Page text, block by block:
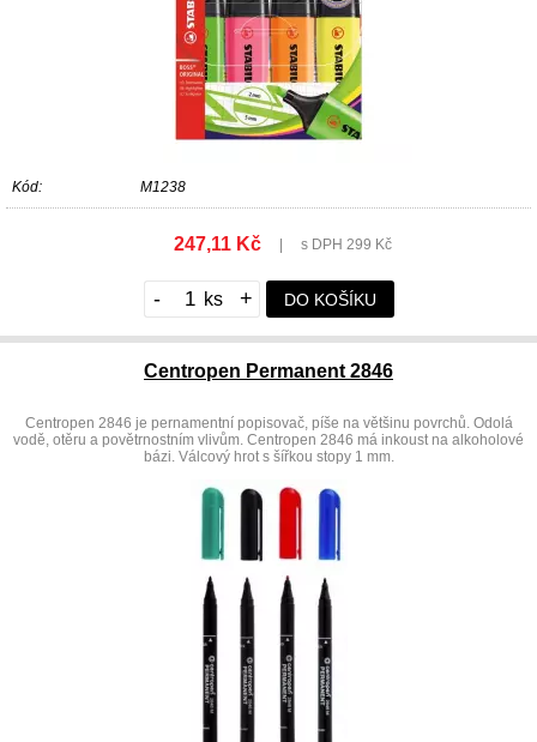
Kód: M1238
247,11 Kč s DPH 299 Kč
- + DO KOŠÍKU
Centropen Permanent 2846
Centropen 2846 je pernamentní popisovač, píše na většinu povrchů. Odolá
vodě, otěru a povětrnostním vlivům. Centropen 2846 má inkoust na alkoholové
bázi. Válcový hrot s šířkou stopy 1 mm.